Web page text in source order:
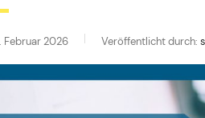
Februar 2026 Veröffentlicht durch: